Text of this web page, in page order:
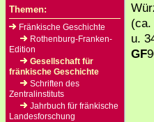
Themen:
Fränkische Geschichte
Rothenburg-Franken-
Edition
Gesellschaft für
fränkische Geschichte
Schriften des
Zentralinstituts
Jahrbuch für fränkische
Landesforschung
(ca.
u.
GF